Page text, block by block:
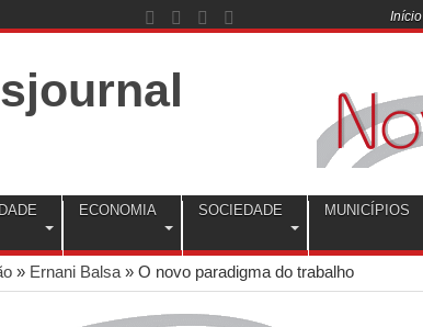
Início
ECONOMIA SOCIEDADE MUNICÍPIOS
» Ernani Balsa » O novo paradigma do trabalho